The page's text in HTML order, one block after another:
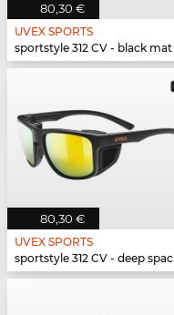
80,30 €
UVEX SPORTS
sportstyle 312 CV - black mat
80,30 €
UVEX SPORTS
sportstyle 312 CV - deep space mat